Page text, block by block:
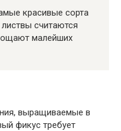
красивые сорта
считаются
малейших
выращиваемые в
фикус требует